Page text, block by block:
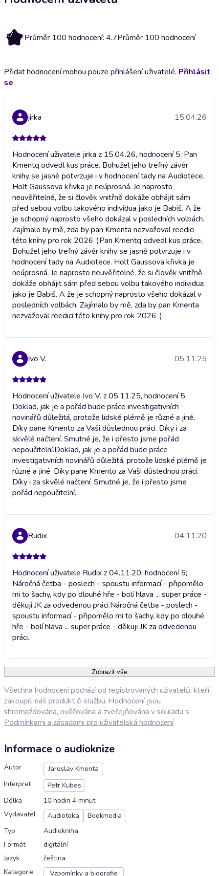
4.7 Průměr 100 hodnocení: 4.7Průměr 100 hodnocení
Přidat hodnocení mohou pouze přihlášení uživatelé. Přihlásit
se
jirka 15.04.26
Hodnocení uživatele jirka z 15.04.26, hodnocení 5; Pan
Kmentq odvedl kus práce. Bohužel jeho trefný závěr
knihy se jasně potvrzuje i v hodnocení tady na Audiotece.
Holt Gaussova křivka je neúprosná. Je naprosto
neuvěřitelné, že si člověk vnitřně dokáže obhájit sám
před sebou volbu takového individua jako je Babiš. A že
je schopný naprosto všeho dokázal v posledních volbách.
Zajímalo by mě, zda by pan Kmenta nezvažoval reedici
této knihy pro rok 2026 :)Pan Kmentq odvedl kus práce.
Bohužel jeho trefný závěr knihy se jasně potvrzuje i v
hodnocení tady na Audiotece. Holt Gaussova křivka je
neúprosná. Je naprosto neuvěřitelné, že si člověk vnitřně
dokáže obhájit sám před sebou volbu takového individua
jako je Babiš. A že je schopný naprosto všeho dokázal v
posledních volbách. Zajímalo by mě, zda by pan Kmenta
nezvažoval reedici této knihy pro rok 2026 :)
Ivo V. 05.11.25
Hodnocení uživatele Ivo V. z 05.11.25, hodnocení 5;
Doklad, jak je a pořád bude práce investigativních
novinářů důležitá, protože lidské plémě je různé a jiné.
Díky pane Kmento za Vaši důslednou práci. Díky i za
skvělé načtení. Smutné je, že i přesto jsme pořád
nepoučitelní.Doklad, jak je a pořád bude práce
investigativních novinářů důležitá, protože lidské plémě je
různé a jiné. Díky pane Kmento za Vaši důslednou práci.
Díky i za skvělé načtení. Smutné je, že i přesto jsme
pořád nepoučitelní.
Rudix 04.11.20
Hodnocení uživatele Rudix z 04.11.20, hodnocení 5;
Náročná četba - poslech - spoustu informací - připomělo
mi to šachy, kdy po dlouhé hře - bolí hlava ... super práce -
děkuji JK za odvedenou práci.Náročná četba - poslech -
spoustu informací - připomělo mi to šachy, kdy po dlouhé
hře - bolí hlava ... super práce - děkuji JK za odvedenou
práci.
Zobrazit vše
Všechna hodnocení pochází od registrovaných uživatelů, kteří
zakoupili náš produkt či službu. Hodnocení jsou
shromažďována, ověřována a zveřejňována v souladu s
Podmínkami a zásadami pro uživatelská hodnocení
Informace o audioknize
Autor
Jaroslav Kmenta
Interpret
Petr Kubes
Délka
10 hodin 4 minut
Vydavatel
Audioteka
Bookmedia
Typ
Audiokniha
Formát
digitální
Jazyk
čeština
Kategorie
Vzpomínky a biografie